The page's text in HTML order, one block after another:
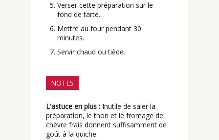
Verser cette préparation sur le
fond de tarte.
Mettre au four pendant 30
minutes.
Servir chaud ou tiède.
NOTES
L'astuce en plus : Inutile de saler la
préparation, le thon et le fromage de
chèvre frais donnent suffisamment de
goût à la quiche.